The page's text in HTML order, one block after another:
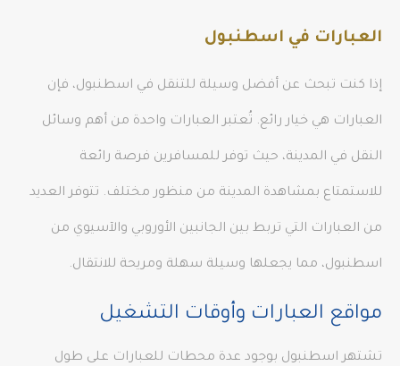
العبارات في اسطنبول
إذا كنت تبحث عن أفضل وسيلة للتنقل في اسطنبول، فإن
العبارات هي خيار رائع. تُعتبر العبارات واحدة من أهم وسائل
النقل في المدينة، حيث توفر للمسافرين فرصة رائعة
للاستمتاع بمشاهدة المدينة من منظور مختلف. تتوفر العديد
من العبارات التي تربط بين الجانبين الأوروبي والآسيوي من
اسطنبول، مما يجعلها وسيلة سهلة ومريحة للانتقال.
مواقع العبارات وأوقات التشغيل
تشتهر اسطنبول بوجود عدة محطات للعبارات على طول